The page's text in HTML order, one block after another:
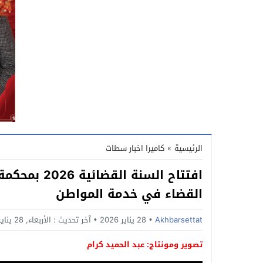
الرئيسية » كاميرا اخبار سطات
افتتاح
القضاء في خدمة المواطن
Akhbarsettat 28 يناير 2026 آخر تحديث : الأربعاء, 28 يناير, 2026 - 3:13 مساءً
تصوير ومونتاج: عبد الحميد كرام